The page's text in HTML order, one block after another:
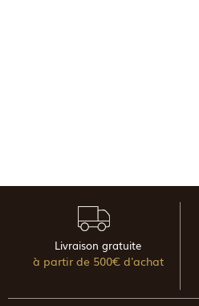
Livraison gratuite
à partir de 500€ d'achat